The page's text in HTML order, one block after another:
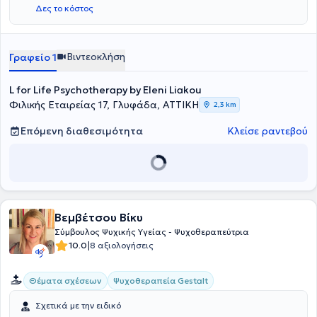
Δες το κόστος
Γραφείο 1 Βιντεοκλήση
L for Life Psychotherapy by Eleni Liakou
Φιλικής Εταιρείας 17, Γλυφάδα, ΑΤΤΙΚΗ
2,3 km
Επόμενη διαθεσιμότητα Κλείσε ραντεβού
Βεμβέτσου Βίκυ
Σύμβουλος Ψυχικής Υγείας - Ψυχοθεραπεύτρια
10.0|8 αξιολογήσεις
Θέματα σχέσεων Ψυχοθεραπεία Gestalt
Σχετικά με την ειδικό